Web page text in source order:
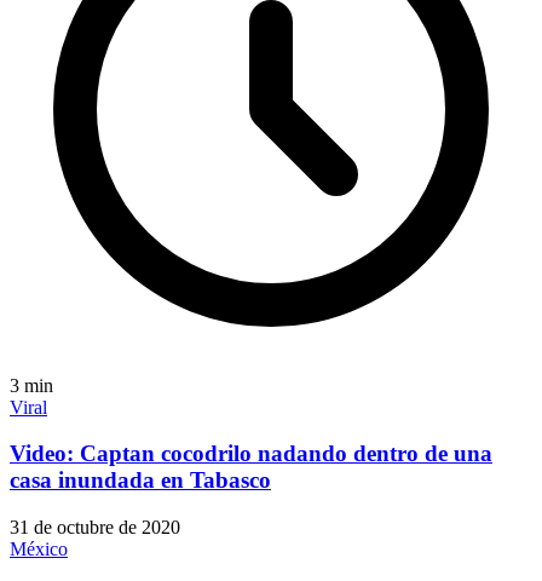
3 min
Viral
Video: Captan cocodrilo nadando dentro de una
casa inundada en Tabasco
31 de octubre de 2020
México